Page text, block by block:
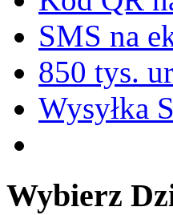
SMS na
850 tys.
Wysyłka
Wybierz